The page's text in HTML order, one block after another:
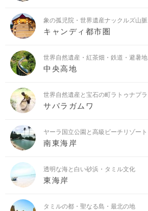
象の孤児院・世界遺産ナックルズ山脈
キャンディ都市圏
世界自然遺産・紅茶畑・鉄道・避暑地
中央高地
世界自然遺産と宝石の町ラトゥナプラ
サバラガムワ
ヤーラ国立公園と高級ビーチリゾート
南東海岸
透明な海と白い砂浜・タミル文化
東海岸
タミルの都・聖なる島・最北の地